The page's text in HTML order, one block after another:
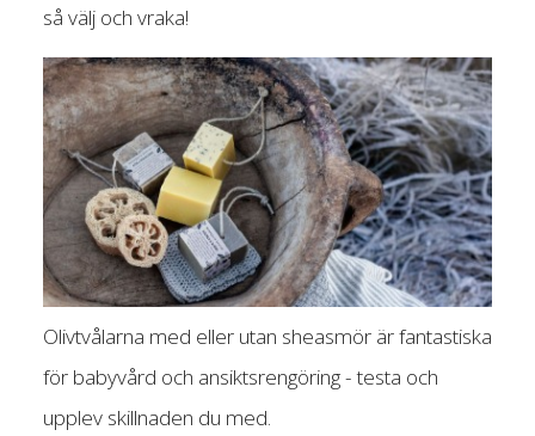
så välj och vraka!
Olivtvålarna med eller utan sheasmör är fantastiska
för babyvård och ansiktsrengöring - testa och
upplev skillnaden du med.